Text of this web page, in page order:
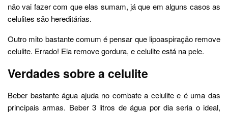
não vai fazer com que elas sumam, já que em alguns casos as
celulites são hereditárias.
Outro mito bastante comum é pensar que lipoaspiração remove
celulite. Errado! Ela remove gordura, e celulite está na pele.
Verdades sobre a celulite
Beber bastante água ajuda no combate a celulite e é uma das
principais armas. Beber 3 litros de água por dia seria o ideal,